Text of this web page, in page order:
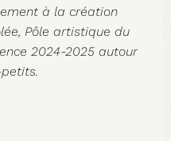
à la création
Pôle artistique du
2024-2025 autour